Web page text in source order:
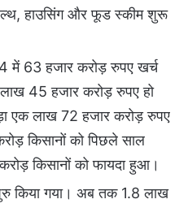
हाउसिंग और फूड स्कीम शुरू
में 63 हजार करोड़ रुपए खर्च
45 हजार करोड़ रुपए हो
एक लाख 72 हजार करोड़ रुपए
किसानों को पिछले साल
किसानों को फायदा हुआ।
किया गया। अब तक 1.8 लाख